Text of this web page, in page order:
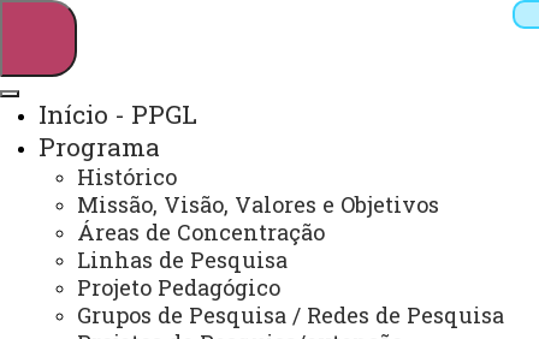
Webmail Sistemas
Arquivo Virtual
Campus
Início - PPGL
Programa
Histórico
Missão, Visão, Valores e Objetivos
Áreas de Concentração
Linhas de Pesquisa
Projeto Pedagógico
Grupos de Pesquisa / Redes de Pesquisa